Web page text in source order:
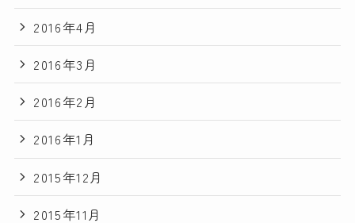
2016年4月
2016年3月
2016年2月
2016年1月
2015年12月
2015年11月